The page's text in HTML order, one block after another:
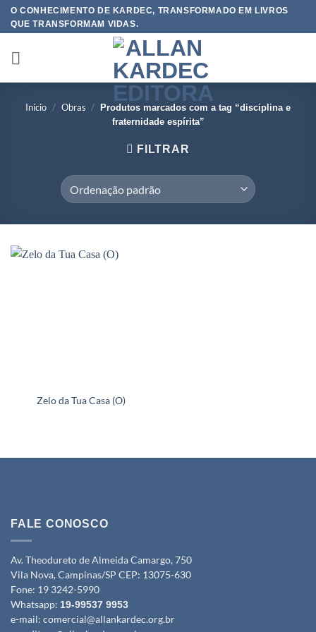
SkipO CONHECIMENTO DE KARDEC, TRANSFORMADO EM LIVROS
QUE TRANSFORMAM VIDAS.
Início / Obras /
Produtos marcados com a tag “disciplina e
fraternidade espírita”
FILTRAR
Zelo da Tua Casa (O)
FALE CONOSCO
Av. Theodureto de Almeida Camargo, 750
Vila Nova, Campinas/SP CEP: 13075-630
Fone: 19 3242-5990
Whatsapp: 19-99537 9953
e-mail: comercial@allankardec.org.br